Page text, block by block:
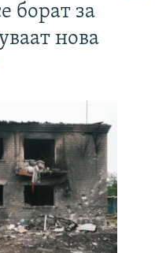
борат за
нова